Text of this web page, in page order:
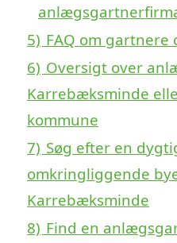
5) FAQ om
6) Oversigt over
Karrebæksminde
kommune
7) Søg efter en
omkringliggende
Karrebæksminde
8) Find en